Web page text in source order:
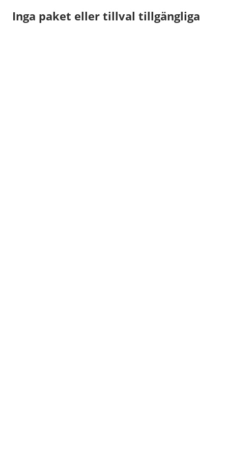
Inga paket eller tillval tillgängliga